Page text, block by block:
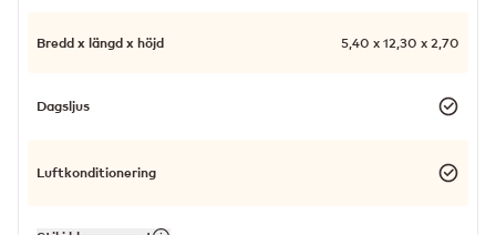
Bredd x längd x höjd 5,40 x 12,30 x 2,70
Dagsljus
Luftkonditionering